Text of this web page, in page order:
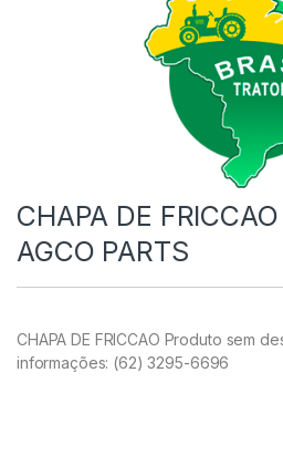
CHAPA DE
AGCO PARTS
CHAPA DE FRICCAO Produto sem
informações: (62) 3295-6696